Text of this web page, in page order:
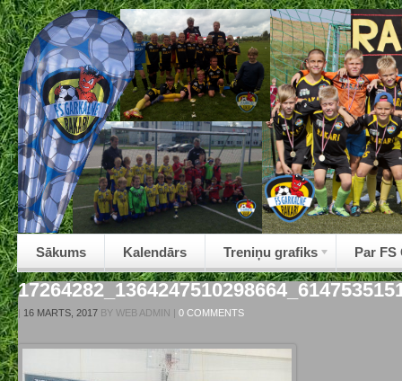
Sākums Kalendārs Treniņu grafiks Par FS
| 16 MARTS, 2017 BY WEB ADMIN | 0 COMMENTS